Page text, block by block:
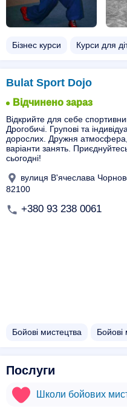
Бізнес курси Курси для
Bulat Sport Dojo
Відчинено зараз
Відкрийте для себе
Дрогобичі. Групові та
дорослих. Дружня атмосфера,
варіанти занять.
сьогодні!
вулиця В'ячеслава
82100
+380 93 238 0061
Бойові мистецтва Бойові
Послуги
Школи бойових